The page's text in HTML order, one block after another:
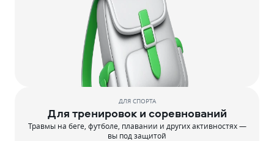
ДЛЯ СПОРТА
Для тренировок и соревнований
Травмы на беге, футболе, плавании и других активностях —
вы под защитой